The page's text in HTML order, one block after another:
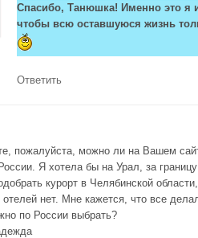
Спасибо, Танюшка! Именно это я
чтобы всю оставшуюся жизнь
Ответить
пожалуйста, можно ли на Вашем
Я хотела бы на Урал, за
курорт в Челябинской
нет. Мне кажется, что все
по России выбрать?